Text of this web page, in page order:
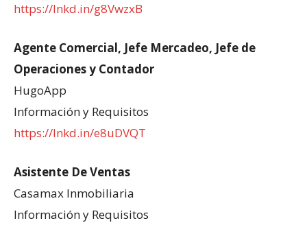
https://lnkd.in/g8VwzxB
Agente Comercial, Jefe Mercadeo, Jefe de
Operaciones y Contador
HugoApp
Información y Requisitos
https://lnkd.in/e8uDVQT
Asistente De Ventas
Casamax Inmobiliaria
Información y Requisitos